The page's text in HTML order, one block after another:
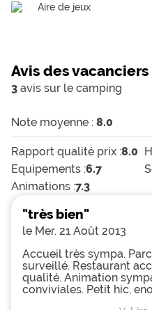
Aire de jeux
Avis des vacanciers
3 avis sur le camping
Note moyenne : 8.0
Rapport qualité prix :8.0
Equipements :6.7
Animations :7.3
"très bien"
le Mer. 21 Août 2013
Accueil très sympa.
surveillé. Restaurant
qualité. Animation
conviviales. Petit hic,